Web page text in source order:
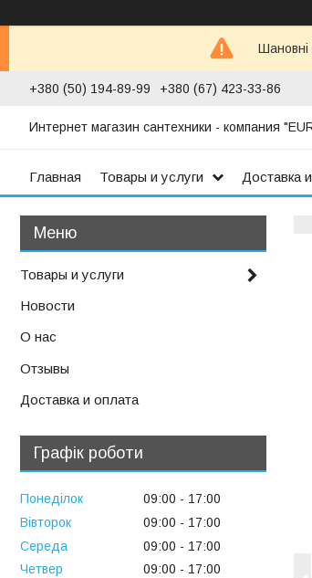
Шановні
+380 (50) 194-89-99 +380 (67) 423-33-86
Интернет магазин сантехники - компания
Главная Товары и услуги Доставка
Товары и услуги
Новости
О нас
Отзывы
Доставка и оплата
Графік роботи
Понеділок 09:00
17:00
Вівторок
09:00
17:00
Середа
09:00
17:00
Четвер
09:00
17:00